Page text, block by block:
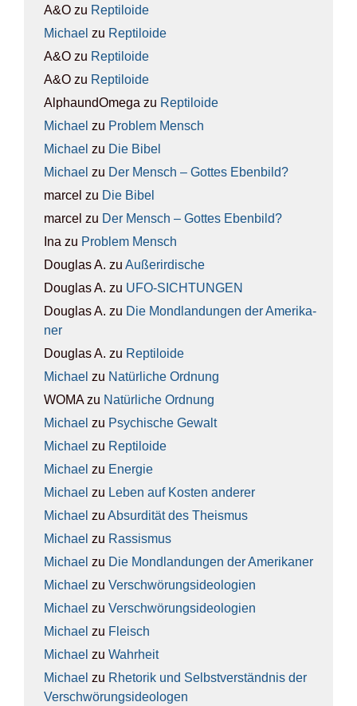
A&O zu Rep­ti­lo­ide
Michael zu Rep­ti­lo­ide
A&O zu Rep­ti­lo­ide
A&O zu Rep­ti­lo­ide
AlphaundOmega zu Rep­ti­lo­ide
Michael zu Pro­blem Mensch
Michael zu Die Bibel
Michael zu Der Mensch – Got­tes Eben­bild?
marcel zu Die Bibel
marcel zu Der Mensch – Got­tes Eben­bild?
Ina zu Pro­blem Mensch
Douglas A. zu Außer­ir­di­sche
Douglas A. zu UFO-SICH­TUN­GEN
Douglas A. zu Die Mond­lan­dun­gen der Ame­ri­ka­
ner
Douglas A. zu Rep­ti­lo­ide
Michael zu Natür­li­che Ord­nung
WOMAzu Natür­li­che Ord­nung
Michael zu Psy­chi­sche Gewalt
Michael zu Rep­ti­lo­ide
Michael zu Ener­gie
Michael zu Leben auf Kos­ten ande­rer
Michael zu Absur­di­tät des The­is­mus
Michael zu Ras­sis­mus
Michael zu Die Mond­lan­dun­gen der Ame­ri­ka­ner
Michael zu Ver­schwö­rungs­ideo­lo­gien
Michael zu Ver­schwö­rungs­ideo­lo­gien
Michael zu Fleisch
Michael zu Wahr­heit
Michael zu Rhe­to­rik und Selbst­ver­ständ­nis der
Ver­schwö­rungs­ideo­lo­gen